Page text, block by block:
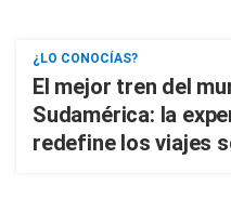
¿LO CONOCÍAS?
El mejor tren del
Sudamérica: la
redefine los viajes